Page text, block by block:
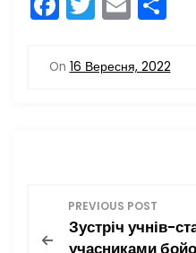
c
k
ittai ді
я
On 16 Вересня, 2022
PREVIOUS POST
Зустріч учнів-